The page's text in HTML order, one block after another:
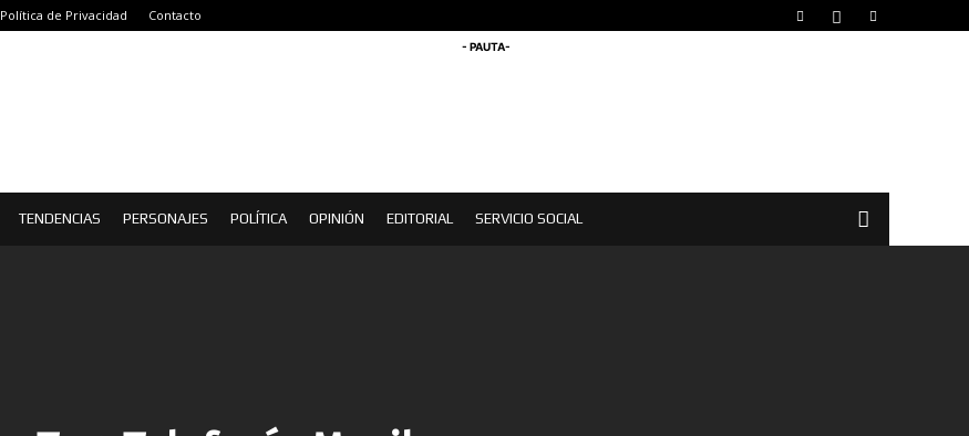
Política de Privacidad Contacto
- PAUTA-
TENDENCIAS PERSONAJES POLÍTICA OPINIÓN EDITORIAL SERVICIO SOCIAL